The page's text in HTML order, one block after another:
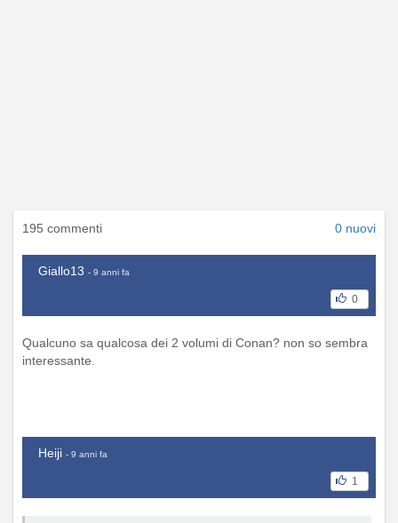
195 commenti 0 nuovi
Giallo13 - 9 anni fa
0
Qualcuno sa qualcosa dei 2 volumi di Conan? non so sembra
interessante.
Heiji - 9 anni fa
1